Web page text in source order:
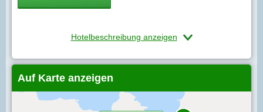
Hotelbeschreibung anzeigen
Auf Karte anzeigen